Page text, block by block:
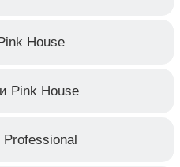
House
Pink House